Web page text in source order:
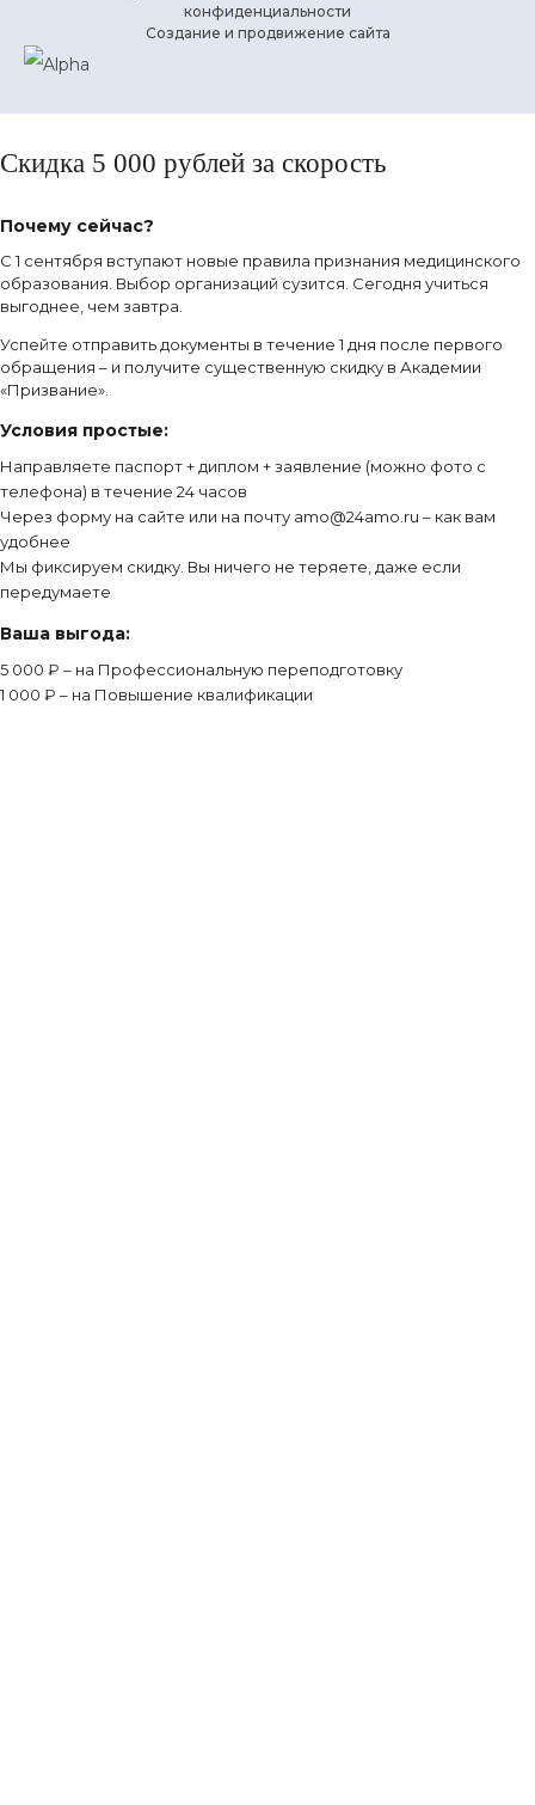
конфиденциальности
Создание и продвижение сайта
Скидка 5 000 рублей за скорость
Почему сейчас?
С 1 сентября вступают новые правила признания медицинского
образования. Выбор организаций сузится. Сегодня учиться
выгоднее, чем завтра.
Успейте отправить документы в течение 1 дня после первого
обращения – и получите существенную скидку в Академии
«Призвание».
Условия простые:
Направляете паспорт + диплом + заявление (можно фото с
телефона) в течение 24 часов
Через форму на сайте или на почту amo@24amo.ru – как вам
удобнее
Мы фиксируем скидку. Вы ничего не теряете, даже если
передумаете
Ваша выгода:
5 000 ₽ – на Профессиональную переподготовку
1 000 ₽ – на Повышение квалификации